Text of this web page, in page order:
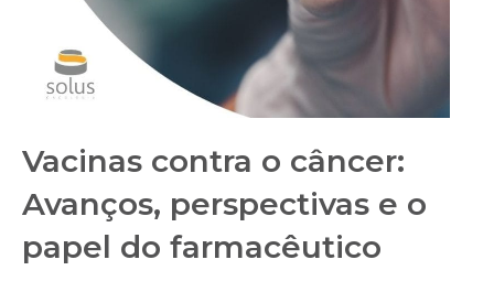
Vacinas contra o câncer:
Avanços, perspectivas e o
papel do farmacêutico